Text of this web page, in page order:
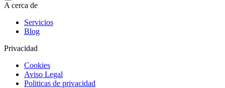
A cerca de
Servicios
Blog
Privacidad
Cookies
Aviso Legal
Politicas de privacidad